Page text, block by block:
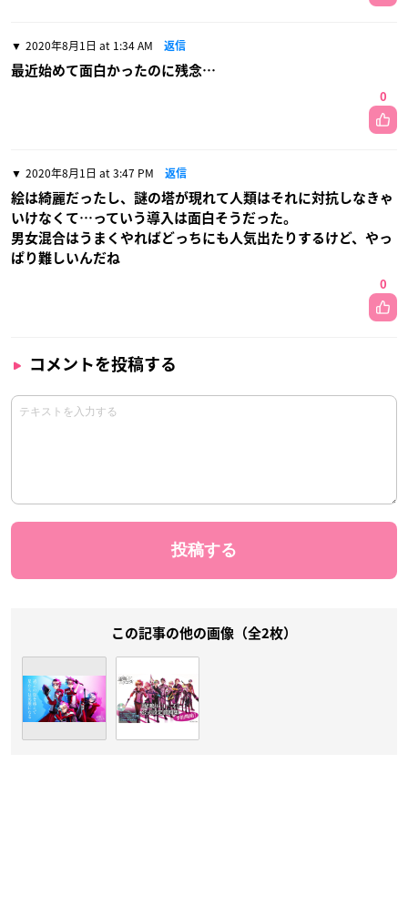
2020年8月1日 at 1:34 AM 返信
最近始めて面白かったのに残念…
0
2020年8月1日 at 3:47 PM 返信
絵は綺麗だったし、謎の塔が現れて人類はそれに対抗しなきゃ
いけなくて…っていう導入は面白そうだった。
男女混合はうまくやればどっちにも人気出たりするけど、やっ
ぱり難しいんだね
0
コメントを投稿する
この記事の他の画像（全2枚）